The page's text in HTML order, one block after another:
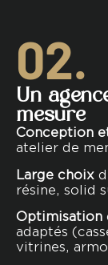
02.
Un
mesure
Conception
atelier de
Large choix
résine, solid
Optimisation
adaptés
vitrines,